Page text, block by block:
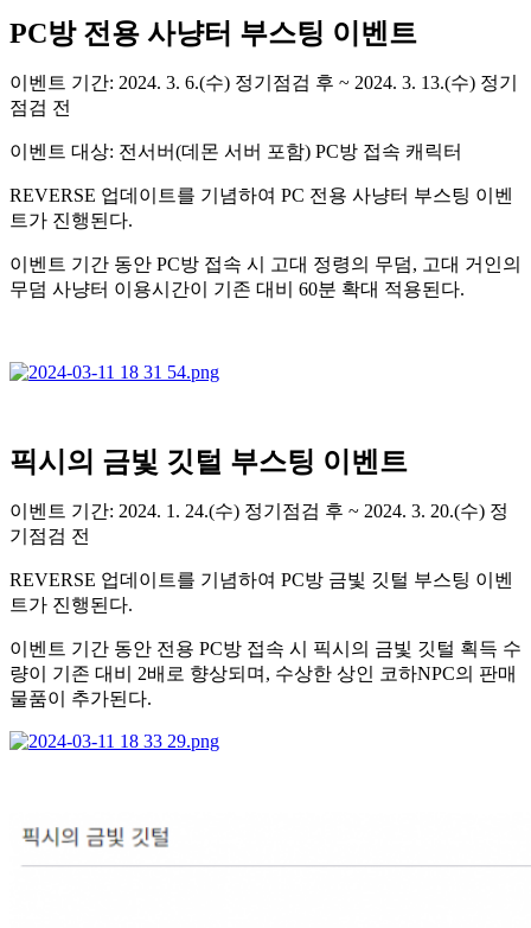
PC방 전용 사냥터 부스팅 이벤트
이벤트 기간: 2024. 3. 6.(수) 정기점검 후 ~ 2024. 3. 13.(수) 정기
점검 전
이벤트 대상: 전서버(데몬 서버 포함) PC방 접속 캐릭터
REVERSE 업데이트를 기념하여 PC 전용 사냥터 부스팅 이벤
트가 진행된다.
이벤트 기간 동안 PC방 접속 시 고대 정령의 무덤, 고대 거인의
무덤 사냥터 이용시간이 기존 대비 60분 확대 적용된다.
픽시의 금빛 깃털 부스팅 이벤트
이벤트 기간: 2024. 1. 24.(수) 정기점검 후 ~ 2024. 3. 20.(수) 정
기점검 전
REVERSE 업데이트를 기념하여 PC방 금빛 깃털 부스팅 이벤
트가 진행된다.
이벤트 기간 동안 전용 PC방 접속 시 픽시의 금빛 깃털 획득 수
량이 기존 대비 2배로 향상되며, 수상한 상인 코하NPC의 판매
물품이 추가된다.